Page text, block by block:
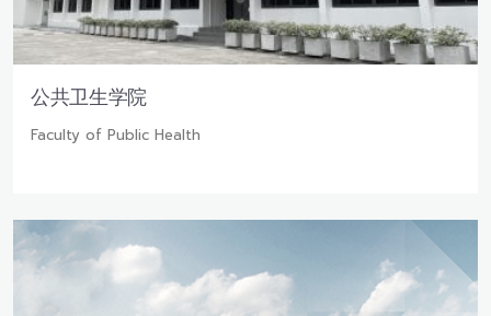
公共卫生学院
Faculty of Public Health